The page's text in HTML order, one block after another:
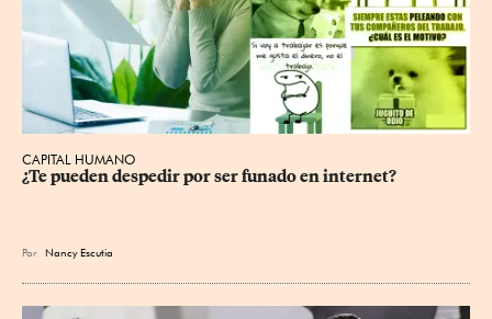
CAPITAL HUMANO
¿Te pueden despedir por ser funado en internet?
Por Nancy Escutia